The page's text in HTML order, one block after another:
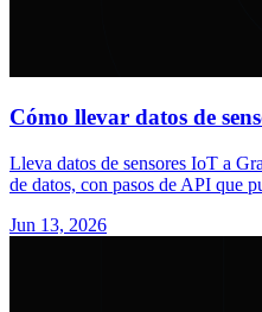
Cómo llevar datos de
Lleva datos de sensores IoT a
de datos, con pasos de API que
Jun 13, 2026